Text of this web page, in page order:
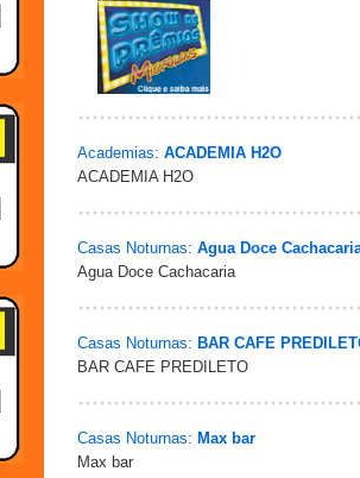
Academias: ACADEMIA H2O
ACADEMIA H2O
Casas Noturnas: Agua Doce
Agua Doce Cachacaria
Casas Noturnas: BAR CAFE
BAR CAFE PREDILETO
Casas Noturnas: Max bar
Max bar